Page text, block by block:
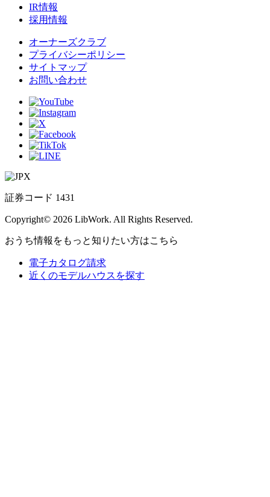
IR情報
採用情報
オーナーズクラブ
プライバシーポリシー
サイトマップ
お問い合わせ
証券コード 1431
Copyright© 2026 LibWork. All Rights Reserved.
おうち情報をもっと知りたい方はこちら
電子カタログ請求
近くのモデルハウスを探す